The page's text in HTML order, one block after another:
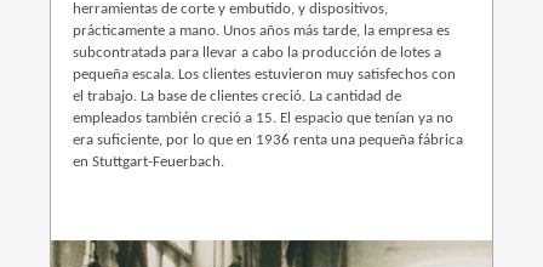
herramientas de corte y embutido, y dispositivos,
prácticamente a mano. Unos años más tarde, la empresa es
subcontratada para llevar a cabo la producción de lotes a
pequeña escala. Los clientes estuvieron muy satisfechos con
el trabajo. La base de clientes creció. La cantidad de
empleados también creció a 15. El espacio que tenían ya no
era suficiente, por lo que en 1936 renta una pequeña fábrica
en Stuttgart-Feuerbach.